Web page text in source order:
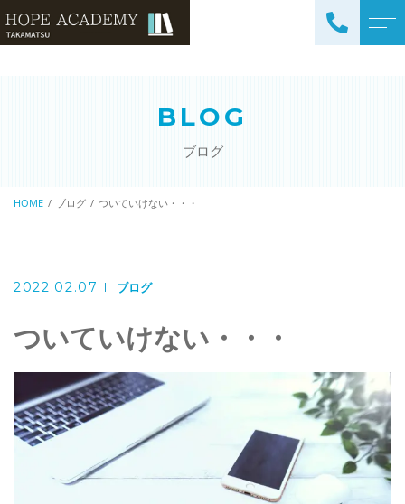
小学生コース / 高学年～
高校生コース（3科目）
英会話コース（幼児～小学
お電話によるお問い合わせ
087-887-7663
BLOG
ブログ
HOME ブログ ついていけない・・・
2022.02.07 ブログ
ついていけない・・・